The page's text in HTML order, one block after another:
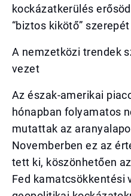
kockázatkerülés
“biztos kikötő”
A nemzetközi trendek
vezet
Az észak-amerikai
hónapban folyamatos
mutattak az
Novemberben ez az
tett ki, köszönhetően
Fed kamatcsökkentési